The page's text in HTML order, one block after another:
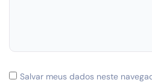
Salvar meus dados neste